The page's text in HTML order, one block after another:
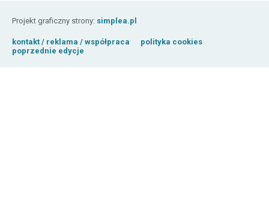
Projekt graficzny strony: simplea.pl
kontakt / reklama / współpraca
polityka cookies
poprzednie edycje